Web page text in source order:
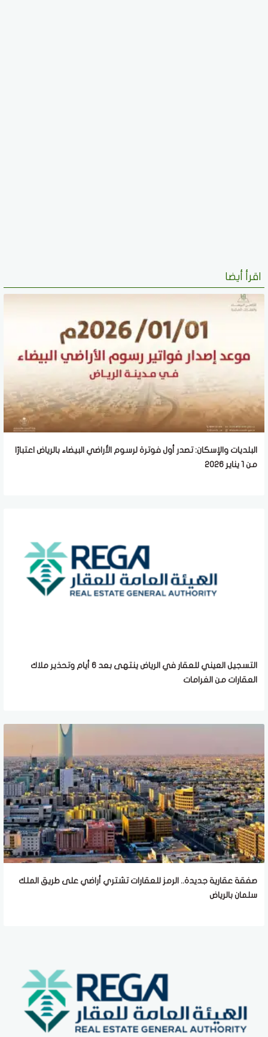
اقرأ أيضا
البلديات والإسكان: تصدر أول فوترة لرسوم الأراضي البيضاء بالرياض اعتبارًا
من 1 يناير 2026
التسجيل العيني للعقار في الرياض ينتهى بعد 6 أيام وتحذير ملاك
العقارات من الغرامات
صفقة عقارية جديدة.. الرمز للعقارات تشتري أراضي على طريق الملك
سلمان بالرياض